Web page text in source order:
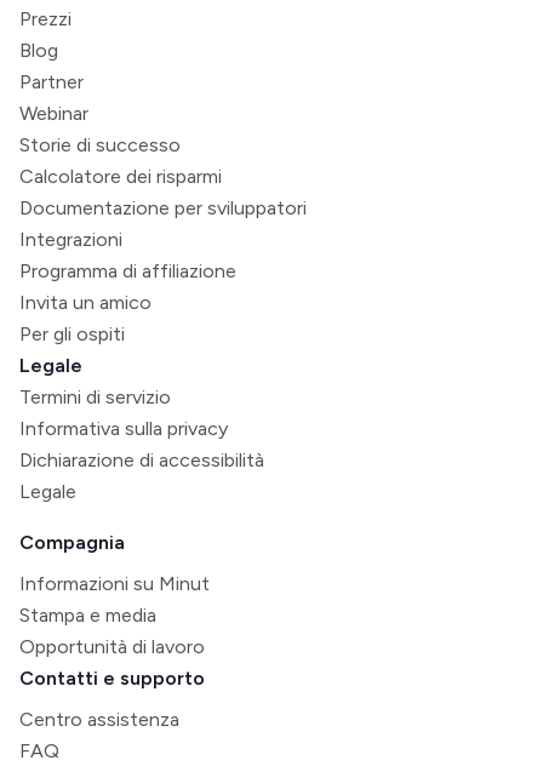
Prezzi
Blog
Partner
Webinar
Storie di successo
Calcolatore dei risparmi
Documentazione per sviluppatori
Integrazioni
Programma di affiliazione
Invita un amico
Per gli ospiti
Legale
Termini di servizio
Informativa sulla privacy
Dichiarazione di accessibilità
Legale
Compagnia
Informazioni su Minut
Stampa e media
Opportunità di lavoro
Contatti e supporto
Centro assistenza
FAQ